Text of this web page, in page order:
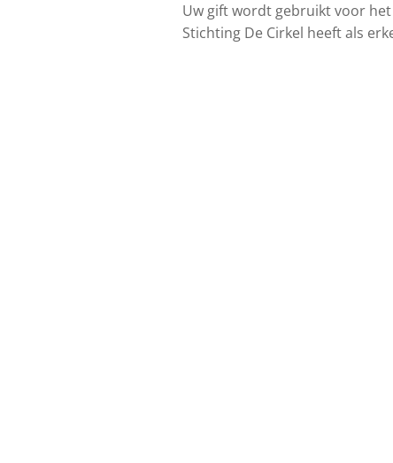
Uw gift wordt gebruikt voor
Stichting De Cirkel heeft als